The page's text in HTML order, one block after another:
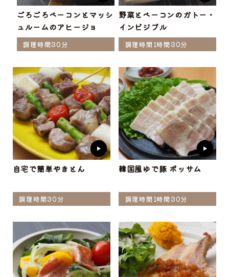
ごろごろベーコンとマッシ
ュルームのアヒージョ
調理時間30分
野菜とベーコンのガトー・
インビジブル
調理時間1時間30分
自宅で簡単やきとん
調理時間30分
韓国風ゆで豚 ポッサム
調理時間1時間30分